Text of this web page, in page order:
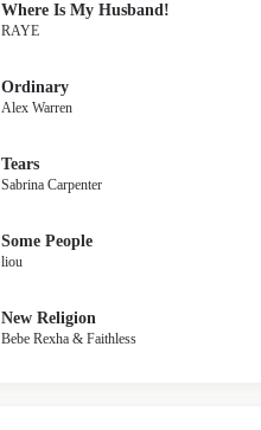
Where Is My Husband!
RAYE
Ordinary
Alex Warren
Tears
Sabrina Carpenter
Some People
liou
New Religion
Bebe Rexha & Faithless